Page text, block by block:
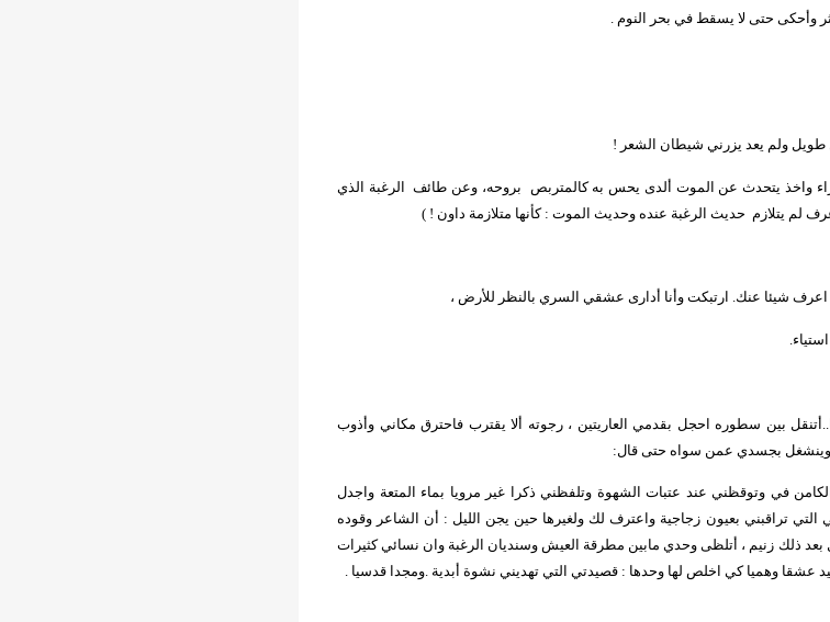
وأحكى حتى لا يسقط في بحر النوم .
طويل ولم يعد يزرني شيطان الشعر !
واخذ يتحدث عن الموت ألدى يحس به كالمتربص بروحه، وعن طائف الرغبة الذي
لم يتلازم حديث الرغبة عنده وحديث الموت : كأنها متلازمة داون ! )
اعرف شيئا عنك. ارتبكت وأنا أدارى عشقي السري بالنظر للأرض ،
بين سطوره احجل بقدمي العاريتين ، رجوته ألا يقترب فاحترق مكاني وأذوب
وينشغل بجسدي عمن سواه حتى قال:
في وتوقظني عند عتبات الشهوة وتلفظني ذكرا غير مرويا بماء المتعة واجدل
تراقبني بعيون زجاجية واعترف لك ولغيرها حين يجن الليل : أن الشاعر وقوده
ذلك زنيم ، أتلظى وحدي مابين مطرقة العيش وسنديان الرغبة وان نسائي كثيرات
عشقا وهميا كي اخلص لها وحدها : قصيدتي التي تهديني نشوة أبدية .ومجدا قدسيا .